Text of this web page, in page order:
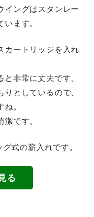
イングはスタンレー
ます。
カートリッジを入れ
と非常に丈夫です。
としているので、
。
です。
式の薪入れです。
る